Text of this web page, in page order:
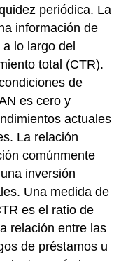
periódica. La
información de
lo largo del
total (CTR).
de
es cero y
actuales
La relación
comúnmente
inversión
Una medida de
es el ratio de
relación entre las
de préstamos u